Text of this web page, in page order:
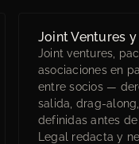
Joint Ventures
Joint ventures,
asociaciones en
entre socios —
salida, drag-
definidas antes
Legal redacta y